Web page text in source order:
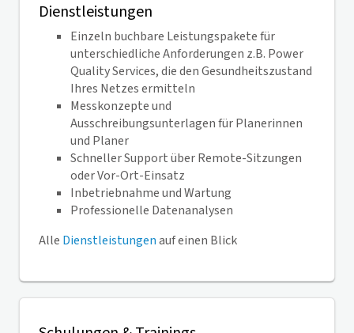
Dienstleistungen
Einzeln buchbare Leistungspakete für
unterschiedliche Anforderungen z.B. Power
Quality Services, die den Gesundheitszustand
Ihres Netzes ermitteln
Messkonzepte und
Ausschreibungsunterlagen für Planerinnen
und Planer
Schneller Support über Remote-Sitzungen
oder Vor-Ort-Einsatz
Inbetriebnahme und Wartung
Professionelle Datenanalysen
Alle Dienstleistungenauf einen Blick